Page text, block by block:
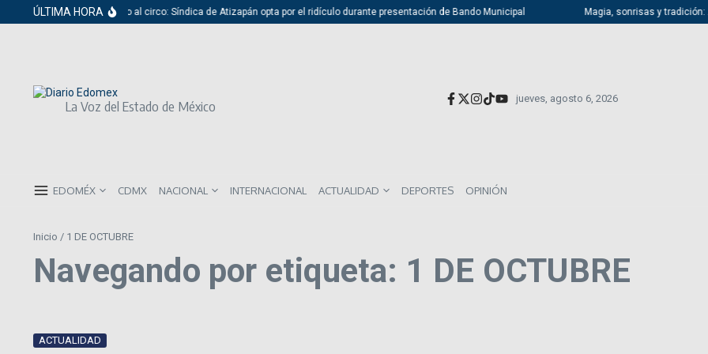
Saltar al contenido
ÚLTIMA HORADel cabildo al circo: Síndica de Atizapán opta por el ridículo durante presentación de Bando Municipal Magia, sonrisas y tradición:
La Voz del Estado de México jueves, agosto 6, 2026
EDOMÉX CDMX NACIONAL INTERNACIONAL ACTUALIDAD DEPORTES OPINIÓN
Inicio / 1 DE OCTUBRE
Navegando por etiqueta: 1 DE OCTUBRE
ACTUALIDAD